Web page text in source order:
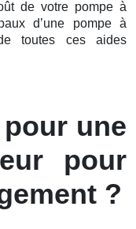
de votre pompe à
d’une pompe à
toutes ces aides
une
pour
?